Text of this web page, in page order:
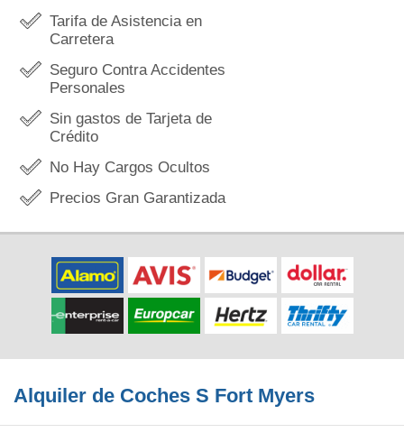
Tarifa de Asistencia en
Carretera
Seguro Contra Accidentes
Personales
Sin gastos de Tarjeta de
Crédito
No Hay Cargos Ocultos
Precios Gran Garantizada
Alquiler de Coches S Fort Myers